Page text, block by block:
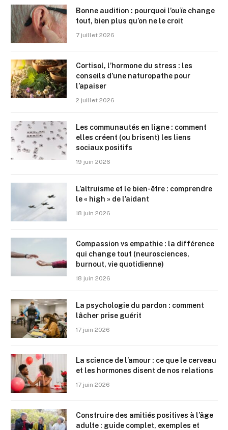
Bonne audition : pourquoi l’ouïe change
tout, bien plus qu’on ne le croit
7 juillet 2026
Cortisol, l’hormone du stress : les
conseils d’une naturopathe pour
l’apaiser
2 juillet 2026
Les communautés en ligne : comment
elles créent (ou brisent) les liens
sociaux positifs
19 juin 2026
L’altruisme et le bien-être : comprendre
le « high » de l’aidant
18 juin 2026
Compassion vs empathie : la différence
qui change tout (neurosciences,
burnout, vie quotidienne)
18 juin 2026
La psychologie du pardon : comment
lâcher prise guérit
17 juin 2026
La science de l’amour : ce que le cerveau
et les hormones disent de nos relations
17 juin 2026
Construire des amitiés positives à l’âge
adulte : guide complet, exemples et